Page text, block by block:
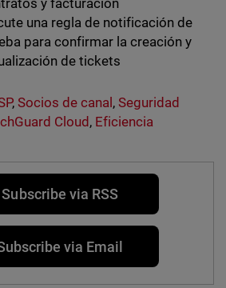
una regla de notificación de
para confirmar la creación y
de tickets
, Socios de canal,Seguridad
Cloud, Eficiencia
Subscribe via RSS
via Email